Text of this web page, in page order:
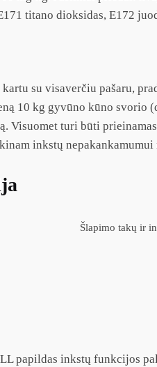
titano dioksidas, E172
su visaverčiu pašaru,
10 kg gyvūno kūno svorio
Visuomet turi būti
inkstų
Šlapimo takų ir
papildas inkstų funkcijos